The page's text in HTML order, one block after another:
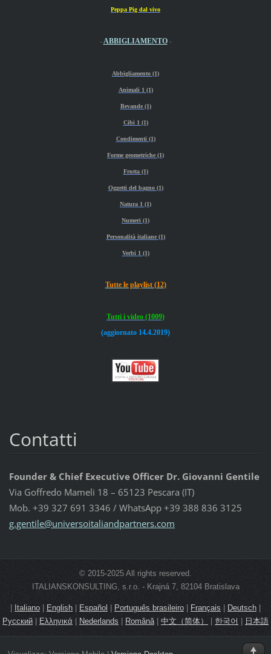
Peppa Pig dal vivo
- ABBIGLIAMENTO-
Abbigliamento (1)
Animali 1 (1)
Bevande (1)
Cibi 1 (1)
Condimenti (1)
Forme geometriche (1)
Frutta (1)
Oggetti del bagno (1)
Natura 1 (1)
Numeri (1)
Personalità italiane (1)
Verbi 1 (1)
Tutte le playlist (12)
Tutti i video (1009)
(aggiornato 14.4.2019)
Contatti
Founder & Chief Executive Officer Dr. Giovanni Gentile
Via Goffredo Mameli 18 – 65123 Pescara (IT)
Mob. +39 327 691 3346 / WhatsApp +39 388 836 3125
g.gentile@universoitaliandpartners.com
© 2015-2025 All rights reserved.
ITALIANSKONSULTING, s.r.o. - Krajná 7, 82104 Bratislava
| Italiano | English | Español| Português brasileiro|Français | Deutsch |
Русский | Ελληνικά |Nederlands| Română | 中文（简体） | 한국어 | 日本語